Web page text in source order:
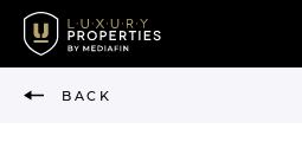
BACK